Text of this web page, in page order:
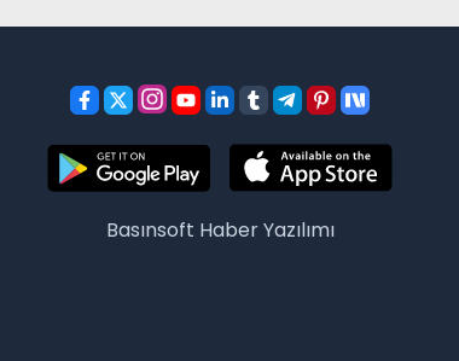
Basınsoft Haber Yazılımı